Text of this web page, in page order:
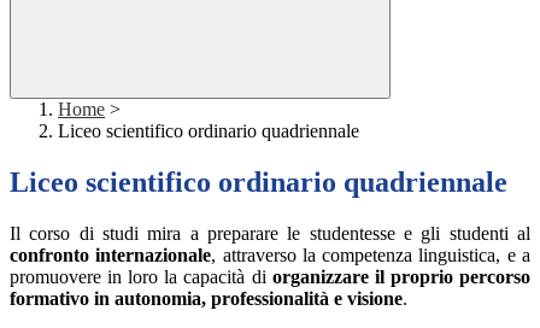
Home >
Liceo scientifico ordinario quadriennale
Liceo scientifico ordinario quadriennale
Il corso di studi mira a preparare le studentesse e gli studenti al
confronto internazionale, attraverso la competenza linguistica, e a
promuovere in loro la capacità di organizzare il proprio percorso
formativo in autonomia, professionalità e visione.